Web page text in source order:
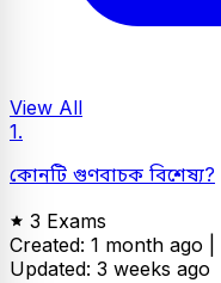
View All
1.
কোনটি গুণবাচক বিশেষ্য?
3 Exams
Created: 1 month ago |
Updated: 3 weeks ago